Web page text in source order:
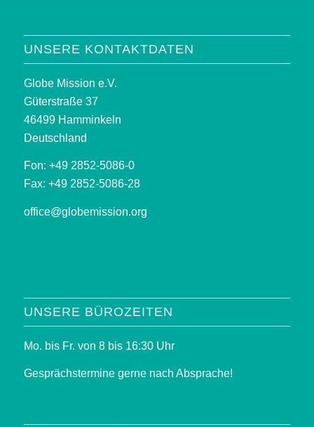
UNSERE KONTAKTDATEN
Globe Mission e.V.
Güterstraße 37
46499 Hamminkeln
Deutschland
Fon: +49 2852-5086-0
Fax: +49 2852-5086-28
office@globemission.org
UNSERE BÜROZEITEN
Mo. bis Fr. von 8 bis 16:30 Uhr
Gesprächstermine gerne nach Absprache!